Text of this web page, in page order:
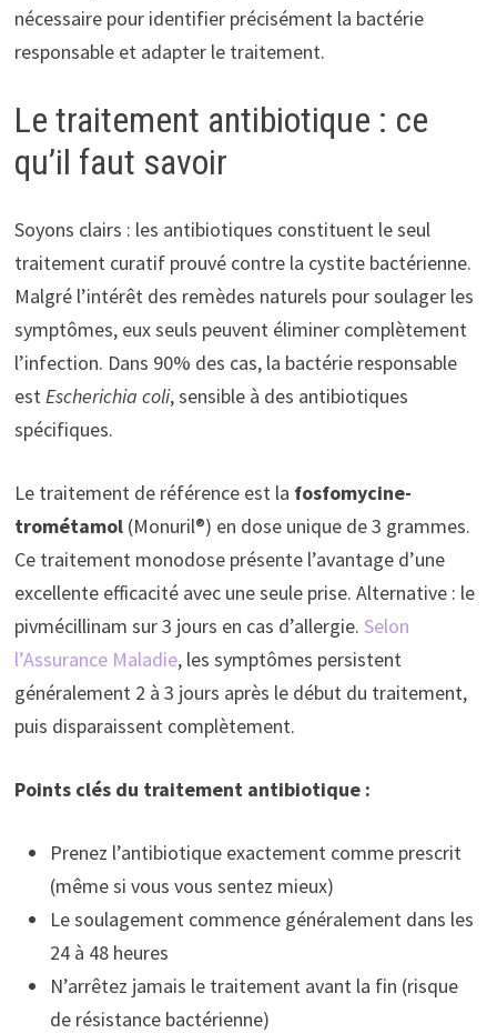
nécessaire pour identifier précisément la bactérie
responsable et adapter le traitement.
Le traitement antibiotique : ce
qu’il faut savoir
Soyons clairs : les antibiotiques constituent le seul
traitement curatif prouvé contre la cystite bactérienne.
Malgré l’intérêt des remèdes naturels pour soulager les
symptômes, eux seuls peuvent éliminer complètement
l’infection. Dans 90% des cas, la bactérie responsable
estEscherichia coli, sensible à des antibiotiques
spécifiques.
Le traitement de référence est la fosfomycine-
trométamol(Monuril®) en dose unique de 3 grammes.
Ce traitement monodose présente l’avantage d’une
excellente efficacité avec une seule prise. Alternative : le
pivmécillinam sur 3 jours en cas d’allergie. Selon
l’Assurance Maladie, les symptômes persistent
généralement 2 à 3 jours après le début du traitement,
puis disparaissent complètement.
Points clés du traitement antibiotique :
Prenez l’antibiotique exactement comme prescrit
(même si vous vous sentez mieux)
Le soulagement commence généralement dans les
24 à 48 heures
N’arrêtez jamais le traitement avant la fin (risque
de résistance bactérienne)